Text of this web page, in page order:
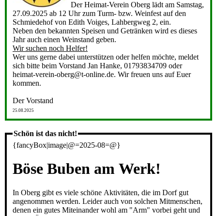
Der Heimat-Verein Oberg lädt am Samstag,
27.09.2025 ab 12 Uhr zum Turm- bzw. Weinfest auf den
Schmiedehof von Edith Voiges, Lahbergweg 2, ein.
Neben den bekannten Speisen und Getränken wird es dieses
Jahr auch einen Weinstand geben.
Wir suchen noch Helfer!
Wer uns gerne dabei unterstützen oder helfen möchte, meldet
sich bitte beim Vorstand Jan Hanke, 01793834709 oder
heimat-verein-oberg@t-online.de. Wir freuen uns auf Euer
kommen.
Der Vorstand
25.08.2025
Schön ist das nicht!
{fancyBox|image|@=2025-08=@}
Böse Buben am Werk!
In Oberg gibt es viele schöne Aktivitäten, die im Dorf gut
angenommen werden. Leider auch von solchen Mitmenschen,
denen ein gutes Miteinander wohl am "Arm" vorbei geht und